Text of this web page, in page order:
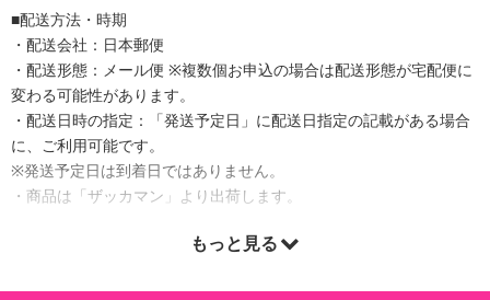
■配送方法・時期
・配送会社：日本郵便
・配送形態：メール便 ※複数個お申込の場合は配送形態が宅配便に
変わる可能性があります。
・配送日時の指定：「発送予定日」に配送日指定の記載がある場合
に、ご利用可能です。
※発送予定日は到着日ではありません。
・商品は「ザッカマン」より出荷します。
もっと見る